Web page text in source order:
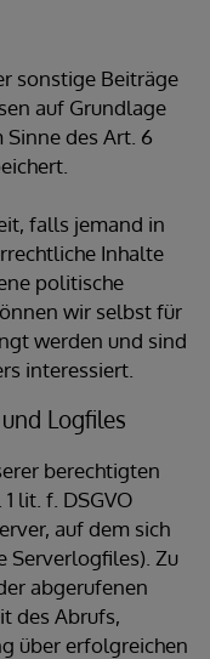
sonstige Beiträge
auf Grundlage
des Art. 6
falls jemand in
Inhalte
politische
wir selbst für
werden und sind
interessiert.
Logfiles
berechtigten
lit. f. DSGVO
auf dem sich
Serverlogfiles). Zu
abgerufenen
des Abrufs,
über erfolgreichen